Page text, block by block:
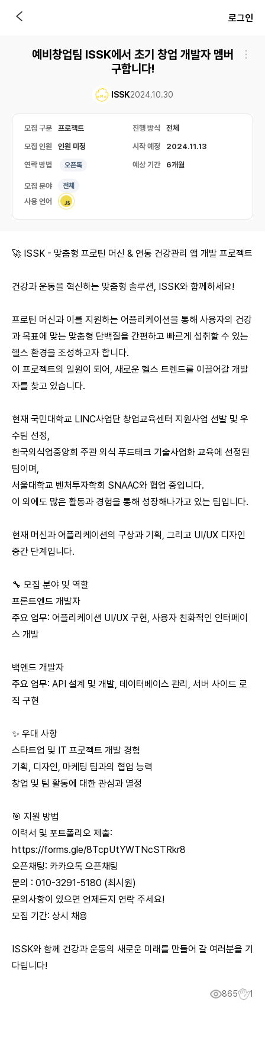
로그인
예비창업팀 ISSK에서 초기 창업 개발자 멤버
구합니다!
ISSK2024.10.30
모집 구분 프로젝트 진행 방식 전체
모집 인원 인원 미정 시작 예정 2024.11.13
연락 방법 오픈톡 예상 기간 6개월
모집 분야 전체
사용 언어
🚀 ISSK - 맞춤형 프로틴 머신 & 연동 건강관리 앱 개발 프로젝트
건강과 운동을 혁신하는 맞춤형 솔루션, ISSK와 함께하세요!
프로틴 머신과 이를 지원하는 어플리케이션을 통해 사용자의 건강
과 목표에 맞는 맞춤형 단백질을 간편하고 빠르게 섭취할 수 있는
헬스 환경을 조성하고자 합니다.
이 프로젝트의 일원이 되어, 새로운 헬스 트렌드를 이끌어갈 개발
자를 찾고 있습니다.
현재 국민대학교 LINC사업단 창업교육센터 지원사업 선발 및 우
수팀 선정,
한국외식업중앙회 주관 외식 푸드테크 기술사업화 교육에 선정된
팀이며,
서울대학교 벤처투자학회 SNAAC와 협업 중입니다.
이 외에도 많은 활동과 경험을 통해 성장해나가고 있는 팀입니다.
현재 머신과 어플리케이션의 구상과 기획, 그리고 UI/UX 디자인
중간 단계입니다.
🔧 모집 분야 및 역할
프론트엔드 개발자
주요 업무: 어플리케이션 UI/UX 구현, 사용자 친화적인 인터페이
스 개발
백엔드 개발자
주요 업무: API 설계 및 개발, 데이터베이스 관리, 서버 사이드 로
직 구현
✨ 우대 사항
스타트업 및 IT 프로젝트 개발 경험
기획, 디자인, 마케팅 팀과의 협업 능력
창업 및 팀 활동에 대한 관심과 열정
🎯 지원 방법
이력서 및 포트폴리오 제출:
https://forms.gle/8TcpUtYWTNcSTRkr8
오픈채팅: 카카오톡 오픈채팅
문의 : 010-3291-5180 (최시원)
문의사항이 있으면 언제든지 연락 주세요!
모집 기간: 상시 채용
ISSK와 함께 건강과 운동의 새로운 미래를 만들어 갈 여러분을 기
다립니다!
865 1